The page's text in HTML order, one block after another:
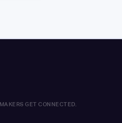
GET CONNECTED.